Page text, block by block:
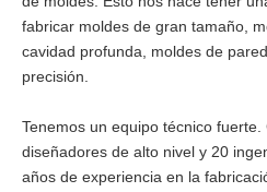
fabricar moldes de gran tamaño,
cavidad profunda, moldes de
precisión.
Tenemos un equipo técnico
diseñadores de alto nivel y 20
años de experiencia en la